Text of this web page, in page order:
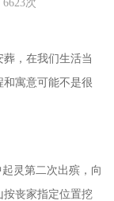
次
，在我们生活当
寓意可能不是很
灵第二次出殡，向
按丧家指定位置挖